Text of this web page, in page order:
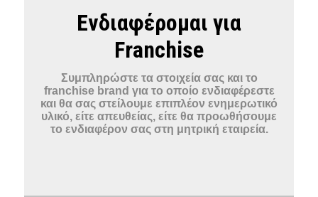
Ενδιαφέρομαι για
Franchise
Συμπληρώστε τα στοιχεία σας και το
franchise brand για το οποίο ενδιαφέρεστε
και θα σας στείλουμε επιπλέον ενημερωτικό
υλικό, είτε απευθείας, είτε θα προωθήσουμε
το ενδιαφέρον σας στη μητρική εταιρεία.